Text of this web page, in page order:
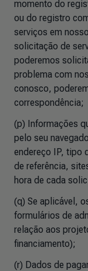
momento do
ou do registro
serviços em
solicitação de
poderemos
problema com
conosco,
correspondência;
(p) Informações
pelo seu
endereço IP, tipo
de referência,
hora de cada
(q) Se aplicável,
formulários de
relação aos
financiamento);
(r) Dados de